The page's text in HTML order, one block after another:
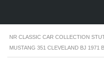
NR CLASSIC CAR COLLECTION
MUSTANG 351 CLEVELAND BJ 1971